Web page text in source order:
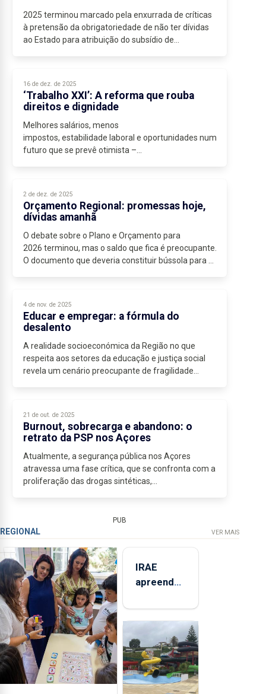
2025 terminou marcado pela enxurrada de críticas
à pretensão da obrigatoriedade de não ter dívidas
ao Estado para atribuição do subsídio de
16 de dez. de 2025
‘Trabalho XXI’: A reforma que rouba
direitos e dignidade
Melhores salários, menos
impostos, estabilidade laboral e oportunidades num
futuro que se prevê otimista –...
2 de dez. de 2025
Orçamento Regional: promessas hoje,
dívidas amanhã
O debate sobre o Plano e Orçamento para
2026 terminou, mas o saldo que fica é preocupante.
O documento que deveria constituir bússola para o
4 de nov. de 2025
Educar e empregar: a fórmula do
desalento
A realidade socioeconómica da Região no que
respeita aos setores da educação e justiça social
revela um cenário preocupante de fragilidade
21 de out. de 2025
Burnout, sobrecarga e abandono: o
retrato da PSP nos Açores
Atualmente, a segurança pública nos Açores
atravessa uma fase crítica, que se confronta com a
proliferação das drogas sintéticas,...
PUB
REGIONAL VER MAIS
IRAE
apreendeu
toneladas
de
alimentos
entre
2021 e
2025 nos